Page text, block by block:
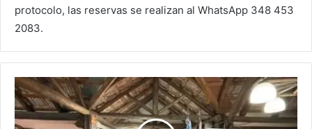
protocolo, las reservas se realizan al WhatsApp 348 453
2083.